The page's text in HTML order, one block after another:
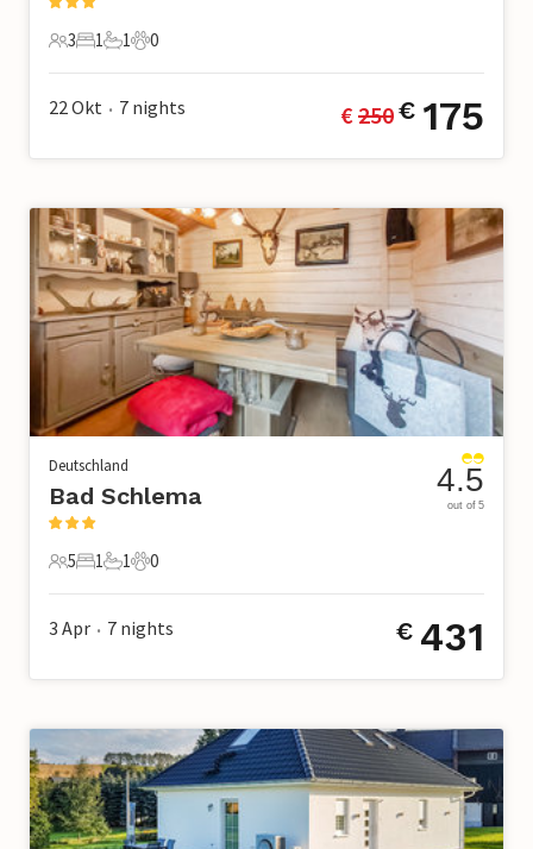
3 Gäste
3
1 Schlafzimmer
1
1 Badezimmer
1
0 Haustiere
0
22 Okt • 7 nights € 250€ 175
Deutschland
Bad Schlema
5 Gäste
5
1 Schlafzimmer
1
1 Badezimmer
1
0 Haustiere
0
4.5
out of 5
3 Apr • 7 nights € 431